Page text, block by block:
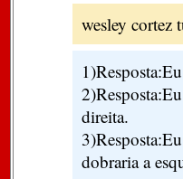
wesley cortez
direita.
dobraria a